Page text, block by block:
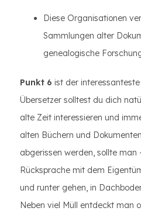
Diese Organisationen
Sammlungen alter
genealogische
Punkt 6 ist der
Übersetzer solltest du dich
alte Zeit interessieren und
alten Büchern und
abgerissen werden, sollte
Rücksprache mit dem
und runter gehen, in
Neben viel Müll entdeckt man